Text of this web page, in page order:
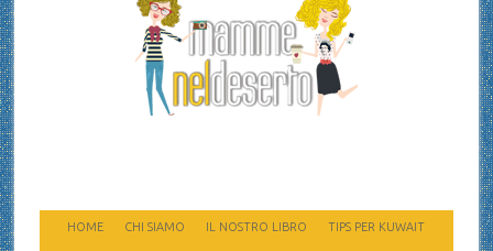
HOME CHI SIAMO IL NOSTRO LIBRO TIPS PER KUWAIT